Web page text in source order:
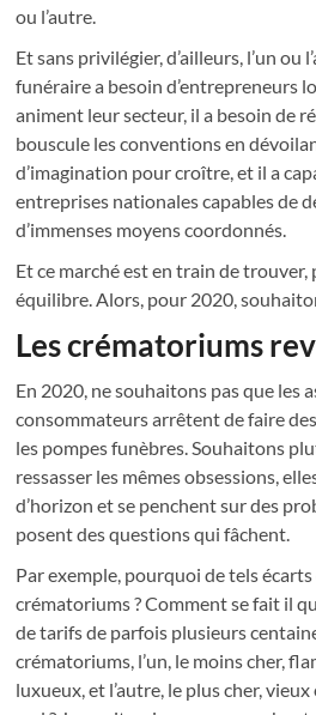
ou l’autre.
Et sans privilégier, d’ailleurs, l’un ou
funéraire a besoin d’entrepreneurs
animent leur secteur, il a besoin de
bouscule les conventions en
d’imagination pour croître, et il a
entreprises nationales capables de
d’immenses moyens coordonnés.
Et ce marché est en train de
équilibre. Alors, pour 2020,
Les crématoriums
En 2020, ne souhaitons pas que les
consommateurs arrêtent de faire
les pompes funèbres. Souhaitons
ressasser les mêmes obsessions,
d’horizon et se penchent sur des
posent des questions qui fâchent.
Par exemple, pourquoi de tels
crématoriums ? Comment se fait il
de tarifs de parfois plusieurs
crématoriums, l’un, le moins cher,
luxueux, et l’autre, le plus cher,